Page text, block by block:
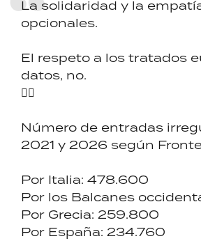
La solidaridad y la
opcionales.
El respeto a los tratados
datos, no.
👇🏼
Número de entradas
2021 y 2026 según
Por Italia: 478.600
Por los Balcanes
Por Grecia: 259.800
Por España: 234.760